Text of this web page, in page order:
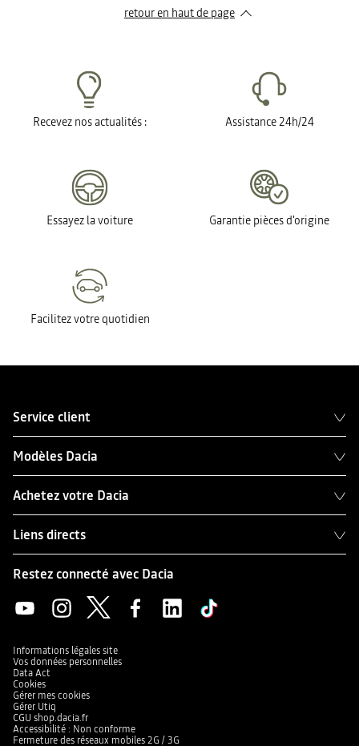
retour en haut de page​
Recevez nos actualités : Assistance 24h/24
Essayez la voiture Garantie pièces d'origine
Facilitez votre quotidien
Service client
Modèles Dacia
Achetez votre Dacia
Liens directs
Restez connecté avec Dacia
Informations légales site
Vos données personnelles
Data Act
Cookies
Gérer mes cookies
Gérer Utiq
CGU shop.dacia.fr
Accessibilité : Non conforme
Fermeture des réseaux mobiles 2G / 3G